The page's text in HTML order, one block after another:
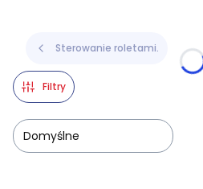
Sterowanie roletami.
Filtry
Domyślne